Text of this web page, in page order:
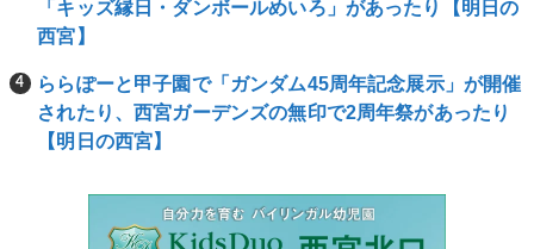
「キッズ縁日・ダンボールめいろ」があったり【明日の
西宮】
ららぽーと甲子園で「ガンダム45周年記念展示」が開催
されたり、西宮ガーデンズの無印で2周年祭があったり
【明日の西宮】